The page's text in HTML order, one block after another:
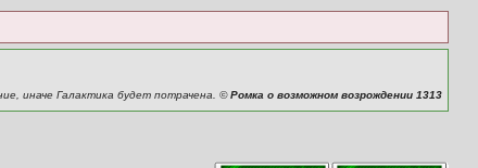
иначе Галактика будет потрачена. ©Ромка о возможном возрождении 1313